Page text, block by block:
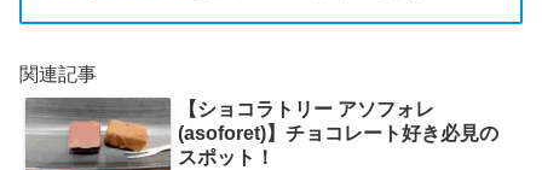
関連記事
【ショコラトリー アソフォレ
(asoforet)】チョコレート好き必見の
スポット！